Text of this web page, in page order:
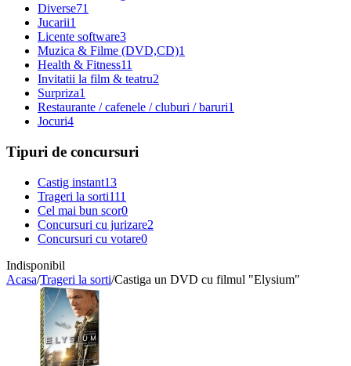
Diverse71
Jucarii1
Licente software3
Muzica & Filme (DVD,CD)1
Health & Fitness11
Invitatii la film & teatru2
Surpriza1
Restaurante / cafenele / cluburi / baruri1
Jocuri4
Tipuri de concursuri
Castig instant13
Trageri la sorti111
Cel mai bun scor0
Concursuri cu jurizare2
Concursuri cu votare0
Indisponibil
Acasa/Trageri la sorti/Castiga un DVD cu filmul "Elysium"